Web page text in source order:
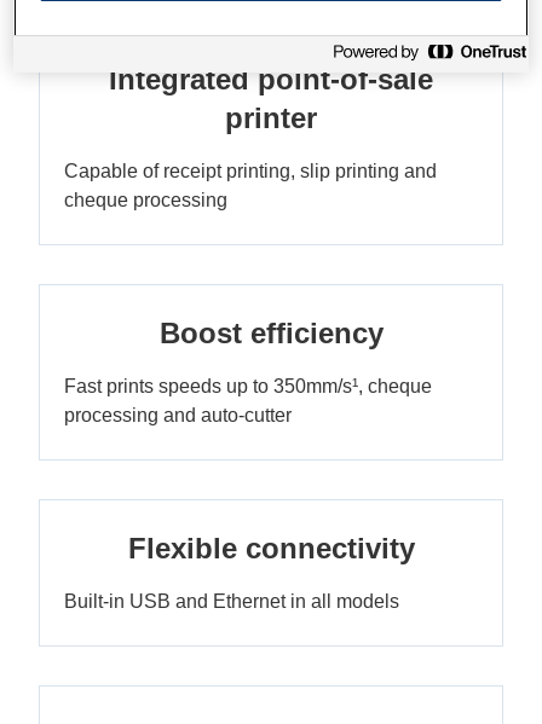
Integrated point-of-sale
printer
Capable of receipt printing, slip printing and
cheque processing
Boost efficiency
Fast prints speeds up to 350mm/s¹, cheque
processing and auto-cutter
Flexible connectivity
Built-in USB and Ethernet in all models